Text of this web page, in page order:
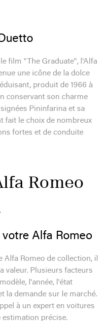
film "The Graduate", l'Alfa
une icône de la dolce
produit de 1966 à
conservant son charme
Pininfarina et sa
fait le choix de nombreux
fortes et de conduite
Romeo
Alfa Romeo
Alfa Romeo de collection, il
valeur. Plusieurs facteurs
l'année, l'état
la demande sur le marché.
à un expert en voitures
précise.